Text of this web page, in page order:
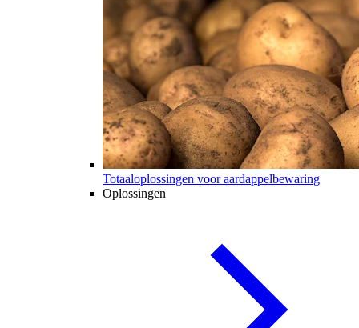
Totaaloplossingen voor aardappelbewaring
Oplossingen